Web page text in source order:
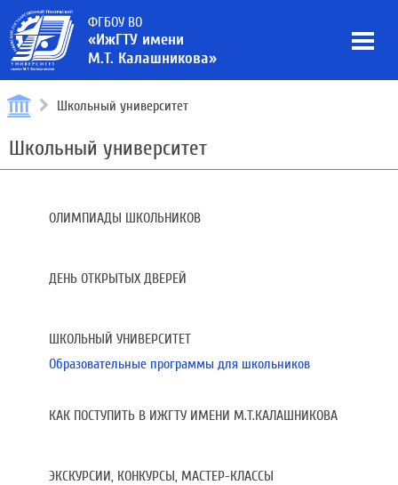
ФГБОУ ВО
«ИжГТУ имени
М.Т. Калашникова»
Школьный университет
Школьный университет
ОЛИМПИАДЫ ШКОЛЬНИКОВ
ДЕНЬ ОТКРЫТЫХ ДВЕРЕЙ
ШКОЛЬНЫЙ УНИВЕРСИТЕТ
Образовательные программы для школьников
КАК ПОСТУПИТЬ В ИЖГТУ ИМЕНИ М.Т.КАЛАШНИКОВА
ЭКСКУРСИИ, КОНКУРСЫ, МАСТЕР-КЛАССЫ